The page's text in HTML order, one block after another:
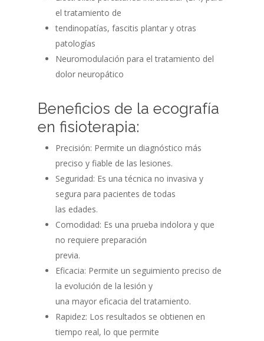
el tratamiento de
tendinopatías, fascitis plantar y otras
patologías
Neuromodulación para el tratamiento del
dolor neuropático
Beneficios de la ecografía
en fisioterapia:
Precisión: Permite un diagnóstico más
preciso y fiable de las lesiones.
Seguridad: Es una técnica no invasiva y
segura para pacientes de todas
las edades.
Comodidad: Es una prueba indolora y que
no requiere preparación
previa.
Eficacia: Permite un seguimiento preciso de
la evolución de la lesión y
una mayor eficacia del tratamiento.
Rapidez: Los resultados se obtienen en
tiempo real, lo que permite